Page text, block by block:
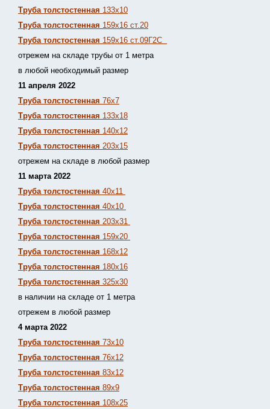
Труба толстостенная 133х10
Труба толстостенная 159х16 ст.20
Труба толстостенная 159х16 ст.09Г2С
отрежем на складе трубы от 1 метра
в любой необходимый размер
11 апреля 2022
Труба толстостенная 76х7
Труба толстостенная 133х18
Труба толстостенная 140х12
Труба толстостенная 203х15
отрежем на складе в любой размер
11 марта 2022
Труба толстостенная 40х11
Труба толстостенная 40х10
Труба толстостенная 203х31
Труба толстостенная 159х20
Труба толстостенная 168х12
Труба толстостенная 180х16
Труба толстостенная 325х30
в наличии на складе от 1 метра
отрежем в любой размер
4 марта 2022
Труба толстостенная 73х10
Труба толстостенная 76х12
Труба толстостенная 83х12
Труба толстостенная 89х9
Труба толстостенная 108х25